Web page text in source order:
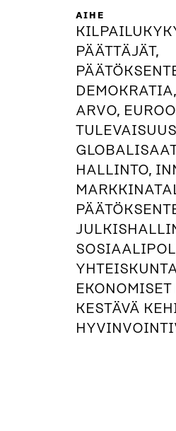
AIHE
PÄÄTTÄJÄT,
ARVO,
HALLINTO,
EKONOMISET
KESTÄVÄ